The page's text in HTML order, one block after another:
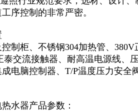
序控制的非常严密。
制柜、不锈钢304加热管、
泰交流接触器、耐高温电源线、
电脑控制器、T/P温度压力安全
水器产品参数：